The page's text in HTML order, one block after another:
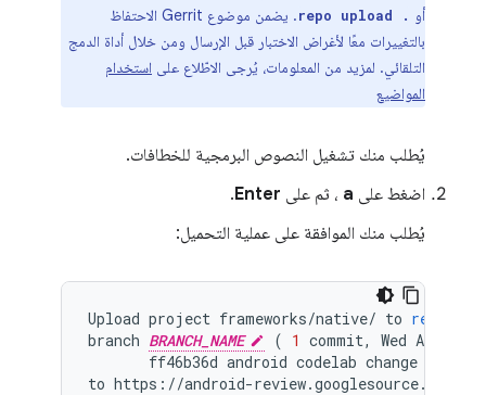
أو repo upload .
. يضمن موضوع Gerrit الاحتفاظ
بالتغييرات معًا لأغراض الاختبار قبل الإرسال ومن خلال أداة الدمج
التلقائي. لمزيد من المعلومات، يُرجى الاطّلاع على استخدام
المواضيع
يُطلب منك تشغيل النصوص البرمجية للخطافات.
اضغط على a ، ثم على Enter
.
يُطلب منك الموافقة على عملية التحميل:
Upload project frameworks/native/ to remote
branch BRANCH_NAME ( 1 commit, Wed Aug
ff46b36d android codelab change
to https : //android-review.googlesource.